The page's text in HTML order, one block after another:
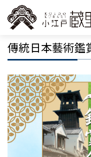
傳統日本藝術